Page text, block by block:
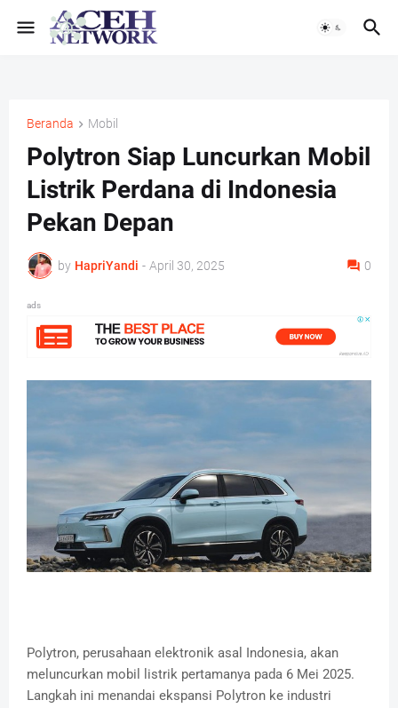
Beranda Mobil
Polytron Siap Luncurkan Mobil
Listrik Perdana di Indonesia
Pekan Depan
by HapriYandi - April 30, 2025 0
ads
Polytron, perusahaan elektronik asal Indonesia, akan
meluncurkan mobil listrik pertamanya pada 6 Mei 2025.
Langkah ini menandai ekspansi Polytron ke industri